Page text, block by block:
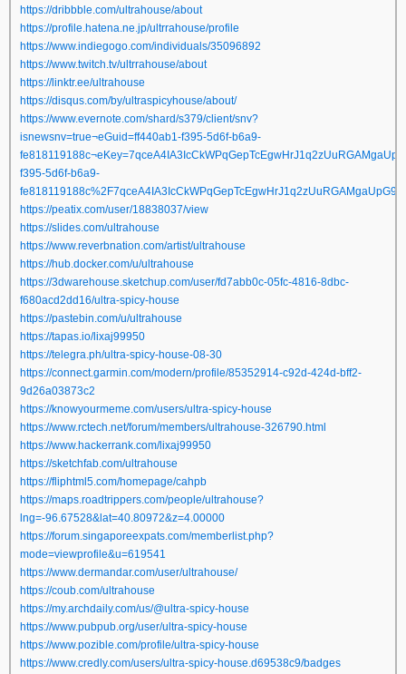
https://dribbble.com/ultrahouse/about
https://profile.hatena.ne.jp/ultrrahouse/profile
https://www.indiegogo.com/individuals/35096892
https://www.twitch.tv/ultrrahouse/about
https://linktr.ee/ultrahouse
https://disqus.com/by/ultraspicyhouse/about/
https://www.evernote.com/shard/s379/client/snv?
isnewsnv=true¬eGuid=ff440ab1-f395-5d6f-b6a9-
f395-5d6f-b6a9-
https://peatix.com/user/18838037/view
https://slides.com/ultrahouse
https://www.reverbnation.com/artist/ultrahouse
https://hub.docker.com/u/ultrahouse
https://3dwarehouse.sketchup.com/user/fd7abb0c-05fc-4816-8dbc-
f680acd2dd16/ultra-spicy-house
https://pastebin.com/u/ultrahouse
https://tapas.io/lixaj99950
https://telegra.ph/ultra-spicy-house-08-30
https://connect.garmin.com/modern/profile/85352914-c92d-424d-bff2-
9d26a03873c2
https://knowyourmeme.com/users/ultra-spicy-house
https://www.rctech.net/forum/members/ultrahouse-326790.html
https://www.hackerrank.com/lixaj99950
https://sketchfab.com/ultrahouse
https://fliphtml5.com/homepage/cahpb
https://maps.roadtrippers.com/people/ultrahouse?
lng=-96.67528&lat=40.80972&z=4.00000
https://forum.singaporeexpats.com/memberlist.php?
mode=viewprofile&u=619541
https://www.dermandar.com/user/ultrahouse/
https://coub.com/ultrahouse
https://my.archdaily.com/us/@ultra-spicy-house
https://www.pubpub.org/user/ultra-spicy-house
https://www.pozible.com/profile/ultra-spicy-house
https://www.credly.com/users/ultra-spicy-house.d69538c9/badges